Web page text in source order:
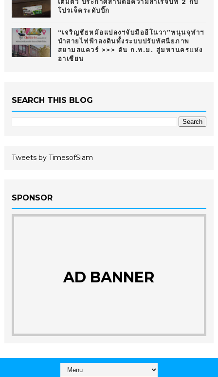
โปรเจ็คระดับบิ๊ก
“เจริญชัยหม้อแปลงฯจับมืออีโนวา”หนุนจุฬาฯ
นำสายไฟฟ้าลงดินทั้งระบบปรับทัศนียภาพ
สยามสแควร์ >>> ดัน ก.ท.ม. สู่มหานครแห่ง
อาเซียน
SEARCH THIS BLOG
Tweets by TimesofSiam
SPONSOR
AD BANNER